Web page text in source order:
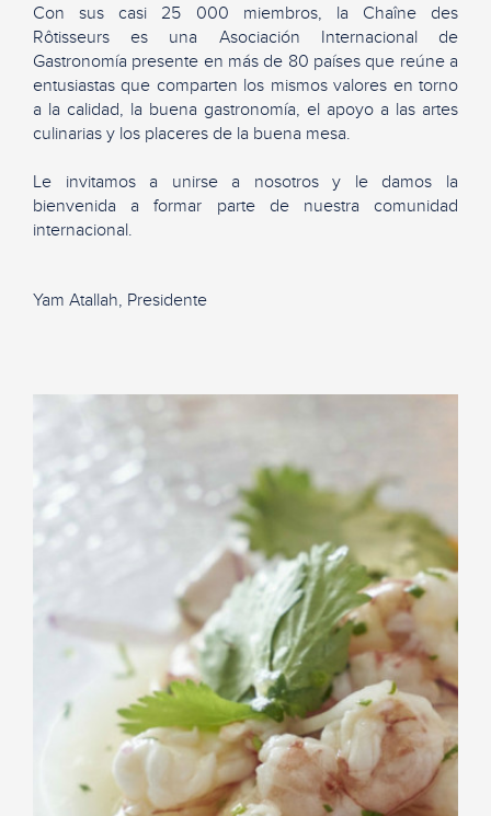
Con sus casi 25 000 miembros, la Chaîne des
Rôtisseurs es una Asociación Internacional de
Gastronomía presente en más de 80 países que reúne a
entusiastas que comparten los mismos valores en torno
a la calidad, la buena gastronomía, el apoyo a las artes
culinarias y los placeres de la buena mesa.
Le invitamos a unirse a nosotros y le damos la
bienvenida a formar parte de nuestra comunidad
internacional.
Yam Atallah, Presidente